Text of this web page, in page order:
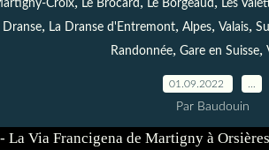
Croix Le Brocard Le Borgeaud Les
Dranse, La Dranse d'Entremont, Alpes, Valais,
Randonnée, Gare en Suisse,
01.09.2022
Par Baudouin